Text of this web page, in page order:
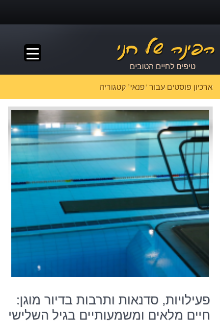
טיפים לחיים הטובים
ארכיון פוסטים עבור ‘פנאי’ קטגוריה
פעילויות, סדנאות ותרבות בדיור מוגן:
חיים מלאים ומשמעותיים בגיל השלישי